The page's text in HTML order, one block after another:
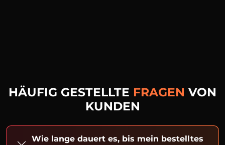
HÄUFIG GESTELLTE FRAGEN VON
KUNDEN
Wie lange dauert es, bis mein bestelltes